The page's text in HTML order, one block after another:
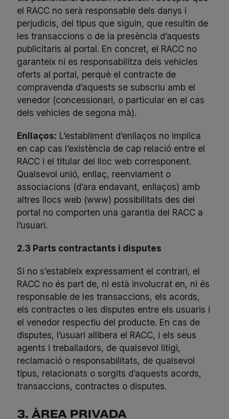
el RACC no serà responsable dels danys i
perjudicis, del tipus que siguin, que resultin de
les transaccions o de la presència d’aquests
publicitaris al portal. En concret, el RACC no
garanteix ni es responsabilitza dels vehicles
oferts al portal, perquè el contracte de
compravenda d’aquests se subscriu amb el
venedor (concessionari, o particular en el cas
dels vehicles de segona mà).
Enllaços: L’establiment d’enllaços no implica
en cap cas l’existència de cap relació entre el
RACC i el titular del lloc web corresponent.
Qualsevol unió, enllaç, reenviament o
associacions (d’ara endavant, enllaços) amb
altres llocs web (www) possibilitats des del
portal no comporten una garantia del RACC a
l’usuari.
2.3 Parts contractants i disputes
Si no s’estableix expressament el contrari, el
RACC no és part de, ni està involucrat en, ni és
responsable de les transaccions, els acords,
els contractes o les disputes entre els usuaris i
el venedor respectiu del producte. En cas de
disputes, l’usuari allibera el RACC, i els seus
agents i treballadors, de qualsevol litigi,
reclamació o responsabilitats, de qualsevol
tipus, relacionats o sorgits d’aquests acords,
transaccions, contractes o disputes.
3. ÀREA PRIVADA